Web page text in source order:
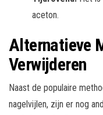
aceton.
Alternatieve
Verwijderen
Naast de populaire
nagelvijlen, zijn er nog